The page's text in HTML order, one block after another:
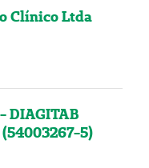
Clínico Ltda
DIAGITAB
(54003267-5)